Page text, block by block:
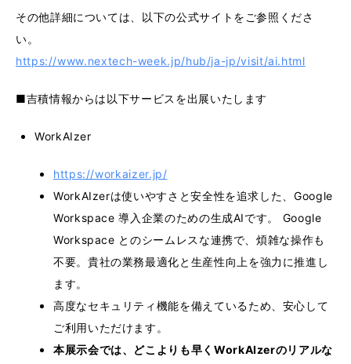
その他詳細については、以下の公式サイトをご参照くださ
い。
https://www.nextech-week.jp/hub/ja-jp/visit/ai.html
■吉積情報からは以下サービスを出展いたします
WorkAIzer
https://workaizer.jp/
WorkAIzerは使いやすさと安全性を追求した、Google
Workspace 導入企業のための生成AIです。 Google
Workspace とのシームレスな連携で、煩雑な操作も
不要。貴社の業務最適化と生産性向上を強力に推進し
ます。
高度なセキュリティ機能を備えているため、安心して
ご利用いただけます。
本展示会では、どこよりも早くWorkAIzerのリアルな